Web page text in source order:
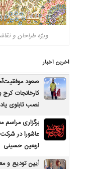
ویژه طراحان و
اخرین اخبار
صعود
کارخانجات کرج
نصب تابلوی
برگزاری مراسم
عاشورا در
اربعین حسینی
آیین تودیع و